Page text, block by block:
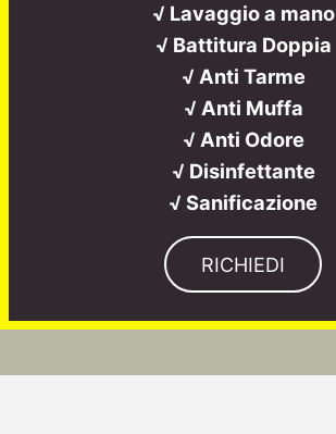
√ Lavaggio a mano
√ Battitura Doppia
√ Anti Tarme
√ Anti Muffa
√ Anti Odore
√ Disinfettante
√ Sanificazione
RICHIEDI